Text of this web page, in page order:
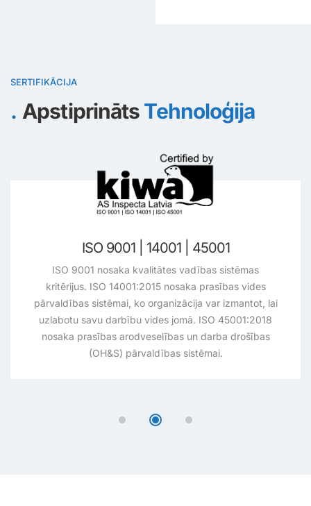
SERTIFIKĀCIJA
ApstiprinātsTehnoloģija
ISO 9001 | 14001 | 45001
ISO 9001 nosaka kvalitātes vadības sistēmas
kritērijus. ISO 14001:2015 nosaka prasības vides
pārvaldības sistēmai, ko organizācija var izmantot, lai
uzlabotu savu darbību vides jomā. ISO 45001:2018
nosaka prasības arodveselības un darba drošības
(OH&S) pārvaldības sistēmai.